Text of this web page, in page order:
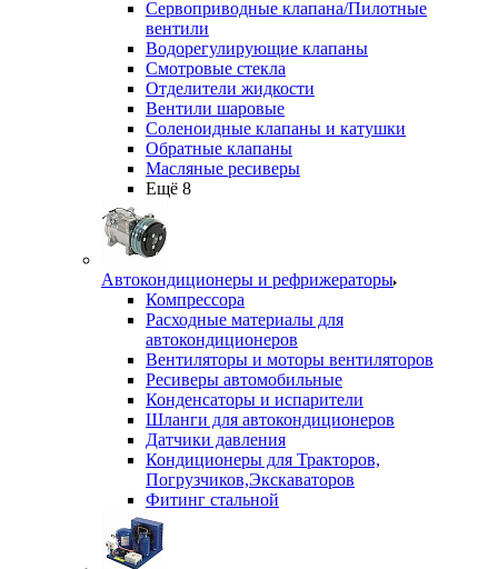
Сервоприводные клапана/Пилотные
вентили
Водорегулирующие клапаны
Смотровые стекла
Отделители жидкости
Вентили шаровые
Соленоидные клапаны и катушки
Обратные клапаны
Масляные ресиверы
Ещё 8
Автокондиционеры и рефрижераторы
Компрессора
Расходные материалы для
автокондиционеров
Вентиляторы и моторы вентиляторов
Ресиверы автомобильные
Конденсаторы и испарители
Шланги для автокондиционеров
Датчики давления
Кондиционеры для Тракторов,
Погрузчиков,Экскаваторов
Фитинг стальной